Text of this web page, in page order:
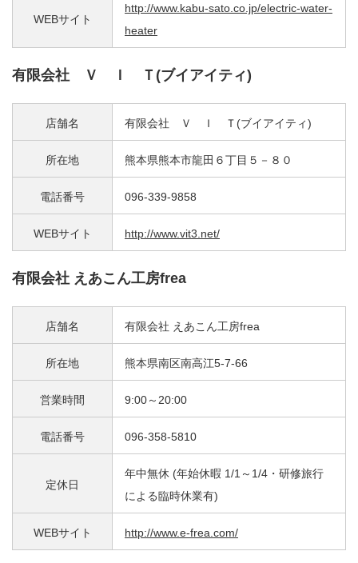
WEBサイト
http://www.kabu-sato.co.jp/electric-water-
heater
有限会社 Ｖ Ｉ Ｔ(ブイアイティ)
店舗名 有限会社 Ｖ Ｉ Ｔ(ブイアイティ)
所在地 熊本県熊本市龍田６丁目５－８０
電話番号 096-339-9858
WEBサイト http://www.vit3.net/
有限会社 えあこん工房frea
店舗名 有限会社 えあこん工房frea
所在地 熊本県南区南高江5-7-66
営業時間 9:00～20:00
電話番号 096-358-5810
定休日
年中無休 (年始休暇 1/1～1/4・研修旅行
による臨時休業有)
WEBサイト http://www.e-frea.com/